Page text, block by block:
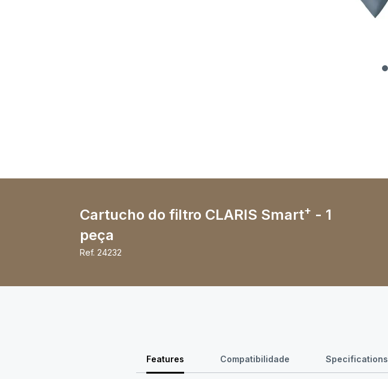
Cartucho do filtro CLARIS Smart+ - 1
peça
Ref. 24232
Features Compatibilidade Specifications